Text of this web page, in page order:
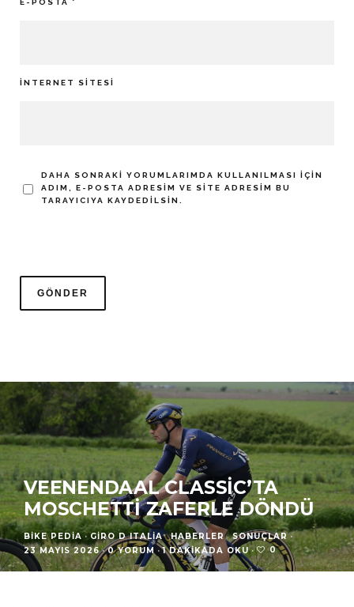
E-POSTA *
İNTERNET SITESI
DAHA SONRAKI YORUMLARIMDA KULLANILMASI IÇIN
ADIM, E-POSTA ADRESIM VE SITE ADRESIM BU
TARAYICIYA KAYDEDILSIN.
VEENENDAAL CLASSIC’TA
MOSCHETTI ZAFERLE DÖNDÜ
BIKE PEDIA · GIRO D ITALIA HABERLER SONUÇLAR ·
23 MAYIS 2026 · 0 YORUM · 1 DAKIKADA OKU · 0